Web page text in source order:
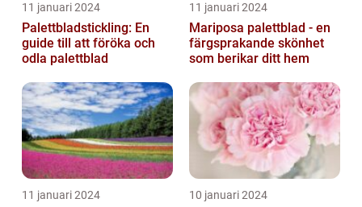
11 januari 2024
Palettbladstickling: En
guide till att föröka och
odla palettblad
11 januari 2024
Mariposa palettblad - en
färgsprakande skönhet
som berikar ditt hem
11 januari 2024 10 januari 2024